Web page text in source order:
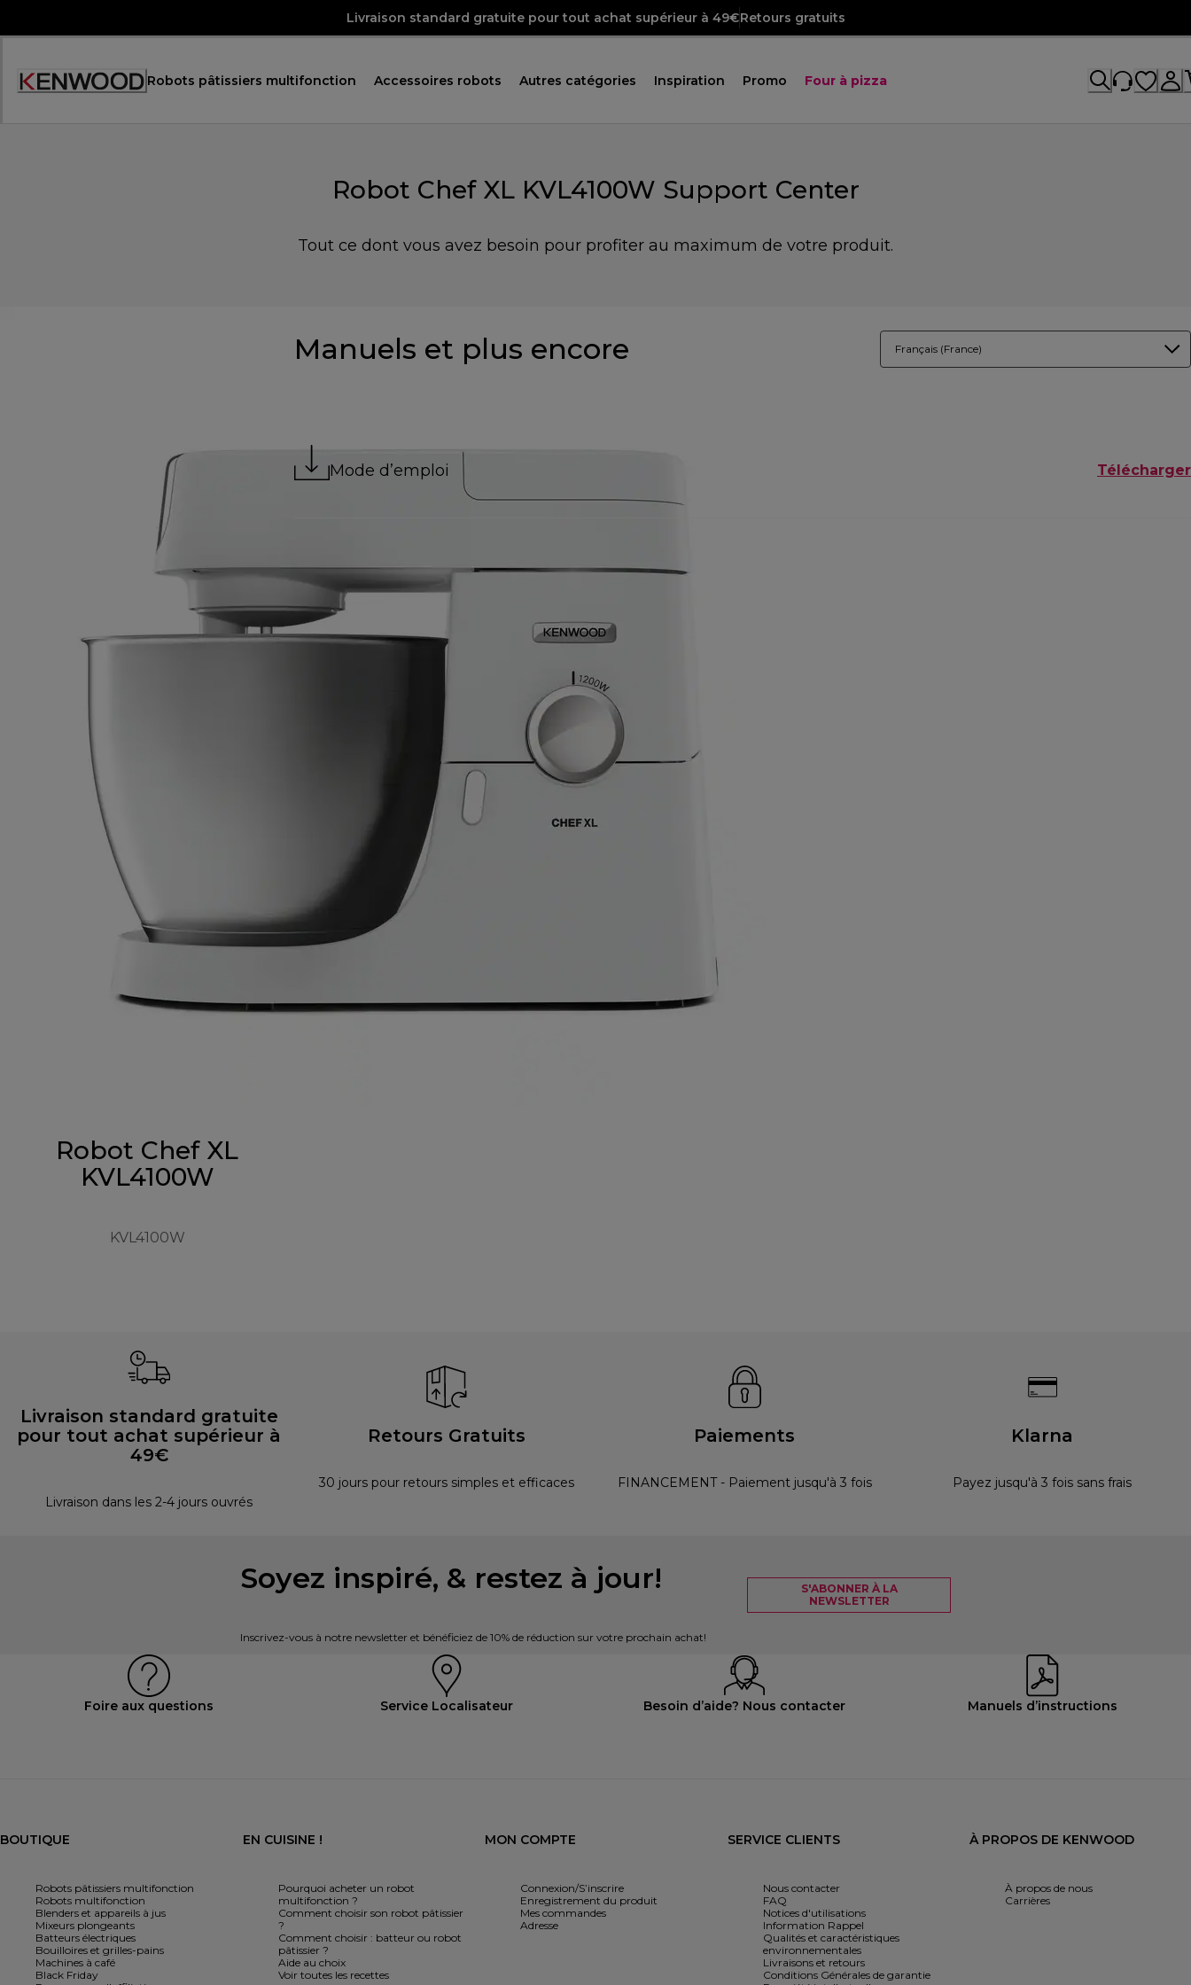
Livraison standard gratuite pour tout achat supérieur à 49€Retours gratuits
Robots pâtissiers multifonction Accessoires robots Autres catégories Inspiration Promo Four à pizza
Robot Chef XL KVL4100W Support Center
Tout ce dont vous avez besoin pour profiter au maximum de votre produit.
Robot Chef XL
KVL4100W
KVL4100W
Manuels et plus encore Français (France)
Mode d’emploi Télécharger
Livraison standard gratuite
pour tout achat supérieur à
49€
Livraison dans les 2-4 jours ouvrés
Retours Gratuits
30 jours pour retours simples et efficaces
Paiements
FINANCEMENT - Paiement jusqu'à 3 fois
Klarna
Payez jusqu'à 3 fois sans frais
Soyez inspiré, & restez à jour!
Inscrivez-vous à notre newsletter et bénéficiez de 10% de réduction sur votre prochain achat!
S'ABONNER À LA
NEWSLETTER
Foire aux questions Service Localisateur Besoin d’aide? Nous contacter Manuels d’instructions
BOUTIQUE
Robots pâtissiers multifonction
Robots multifonction
Blenders et appareils à jus
Mixeurs plongeants
Batteurs électriques
Bouilloires et grilles-pains
Machines à café
Black Friday
EN CUISINE !
Pourquoi acheter un robot
multifonction ?
Comment choisir son robot pâtissier
?
Comment choisir : batteur ou robot
pâtissier ?
Aide au choix
Voir toutes les recettes
MON COMPTE
Connexion/S’inscrire
Enregistrement du produit
Mes commandes
Adresse
SERVICE CLIENTS
Nous contacter
FAQ
Notices d'utilisations
Information Rappel
Qualités et caractéristiques
environnementales
Livraisons et retours
Conditions Générales de garantie
À PROPOS DE KENWOOD
À propos de nous
Carrières